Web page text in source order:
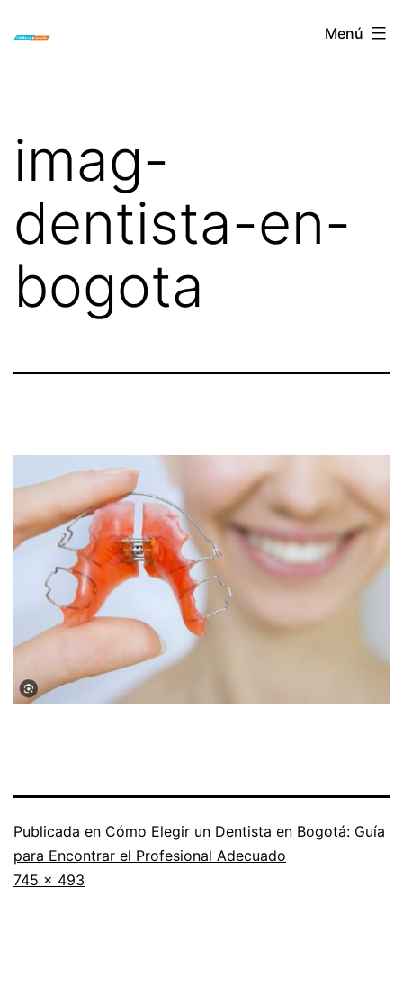
ORTODONCIA
Menú
imag-
dentista-en-
bogota
Publicada en Cómo Elegir un Dentista en Bogotá: Guía
para Encontrar el Profesional Adecuado
Tamaño
745 × 493